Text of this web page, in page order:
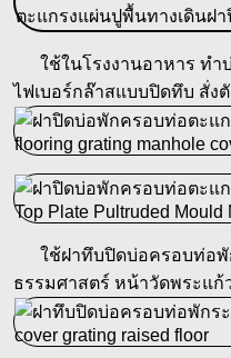
ใช้ในโรงงานอาหาร ทำบ่
ไฟเบอร์กล๊าสแบบปิดทึบ สั่ง
ใช้ฝาทึบปิดบ่อครอบท่อพัก
ธรรมศาสตร์ หน้าวัดพระแก้